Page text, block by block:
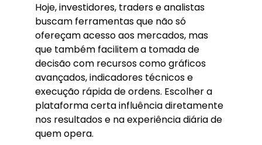
Hoje, investidores, traders e analistas
buscam ferramentas que não só
ofereçam acesso aos mercados, mas
que também facilitem a tomada de
decisão com recursos como gráficos
avançados, indicadores técnicos e
execução rápida de ordens. Escolher a
plataforma certa influência diretamente
nos resultados e na experiência diária de
quem opera.